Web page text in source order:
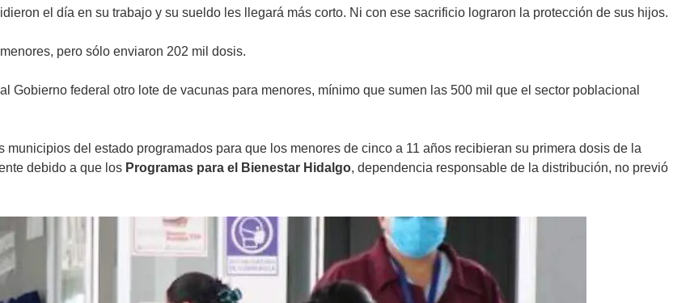
el día en su trabajo y su sueldo les llegará más corto. Ni con ese sacrificio lograron la protección de sus hijos.
pero sólo enviaron 202 mil dosis.
Gobierno federal otro lote de vacunas para menores, mínimo que sumen las 500 mil que el sector poblacional
del estado programados para que los menores de cinco a 11 años recibieran su primera dosis de la
debido a que los Programas para el Bienestar Hidalgo, dependencia responsable de la distribución, no previó